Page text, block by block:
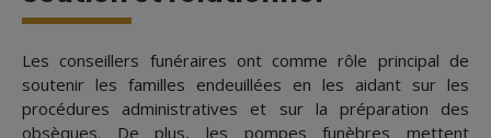
Les conseillers funéraires ont comme rôle principal de
soutenir les familles endeuillées en les aidant sur les
procédures administratives et sur la préparation des
obsèques. De plus, les pompes funèbres mettent